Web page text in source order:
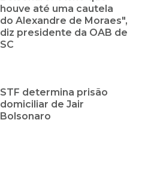
houve até uma cautela
do Alexandre de Moraes",
diz presidente da OAB de
SC
STF determina prisão
domiciliar de Jair
Bolsonaro